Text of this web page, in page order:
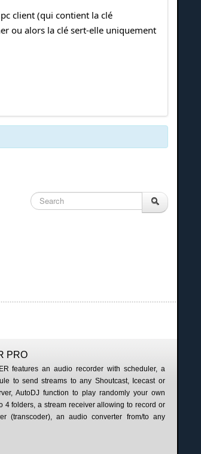
client (qui contient la clé
ou alors la clé sert-elle uniquement
PRO
features an audio recorder with scheduler, a
to send streams to any Shoutcast, Icecast or
AutoDJ function to play randomly your own
4 folders, a stream receiver allowing to record or
(transcoder), an audio converter from/to any